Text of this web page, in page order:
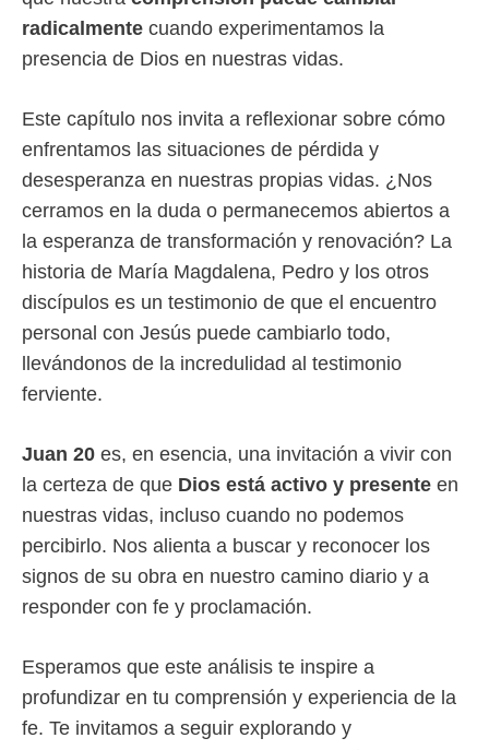
radicalmente cuando experimentamos la
presencia de Dios en nuestras vidas.
Este capítulo nos invita a reflexionar sobre cómo
enfrentamos las situaciones de pérdida y
desesperanza en nuestras propias vidas. ¿Nos
cerramos en la duda o permanecemos abiertos a
la esperanza de transformación y renovación? La
historia de María Magdalena, Pedro y los otros
discípulos es un testimonio de que el encuentro
personal con Jesús puede cambiarlo todo,
llevándonos de la incredulidad al testimonio
ferviente.
Juan 20 es, en esencia, una invitación a vivir con
la certeza de que Dios está activo y presente en
nuestras vidas, incluso cuando no podemos
percibirlo. Nos alienta a buscar y reconocer los
signos de su obra en nuestro camino diario y a
responder con fe y proclamación.
Esperamos que este análisis te inspire a
profundizar en tu comprensión y experiencia de la
fe. Te invitamos a seguir explorando y